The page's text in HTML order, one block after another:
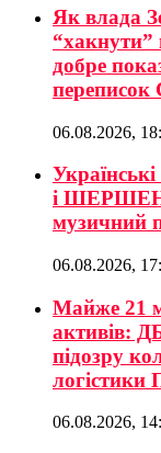
Як влада
“хакнути”
добре
переписок
06.08.2026,
і
музичний
06.08.2026,
Майже 21
активів:
підозру
логістики
06.08.2026,